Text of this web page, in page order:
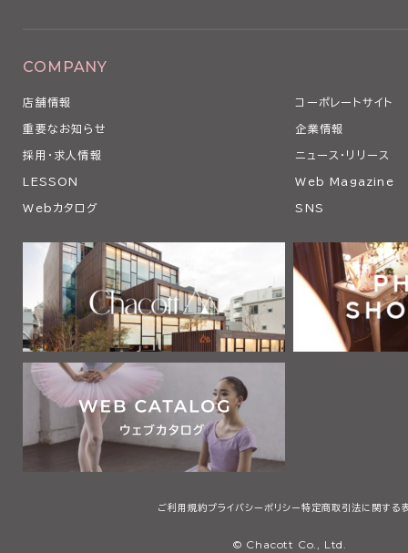
COMPANY
店舗情報 コーポレートサイト
重要なお知らせ 企業情報
採用・求人情報 ニュース・リリース
LESSON Web Magazine
Webカタログ SNS
ご利用規約プライバシーポリシー 特定商取引法に関する
© Chacott Co., Ltd.